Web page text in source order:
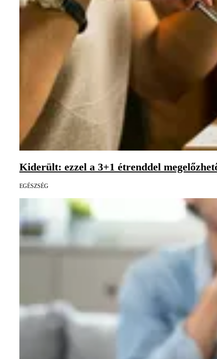
Kiderült: ezzel a 3+1 étrenddel
EGÉSZSÉG